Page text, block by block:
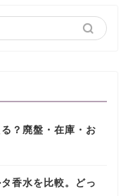
？廃盤・在庫・お
香水を比較。どっ